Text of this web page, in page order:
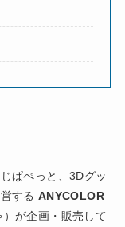
ぱぺっと、3Dグッ
する ANYCOLOR
）が企画・販売して